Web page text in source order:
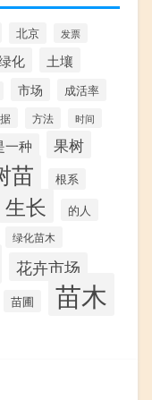
北京 发票
化
土壤
市场 成活率
方法 时间
一种 果树
苗
根系
生长 的人
绿化苗木
花卉市场
苗圃 苗木